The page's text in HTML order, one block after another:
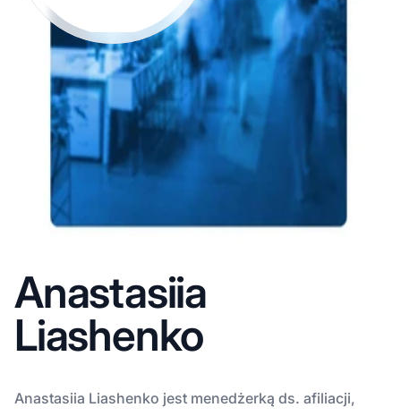
Anastasiia
Liashenko
Anastasiia Liashenko jest menedżerką ds. afiliacji,